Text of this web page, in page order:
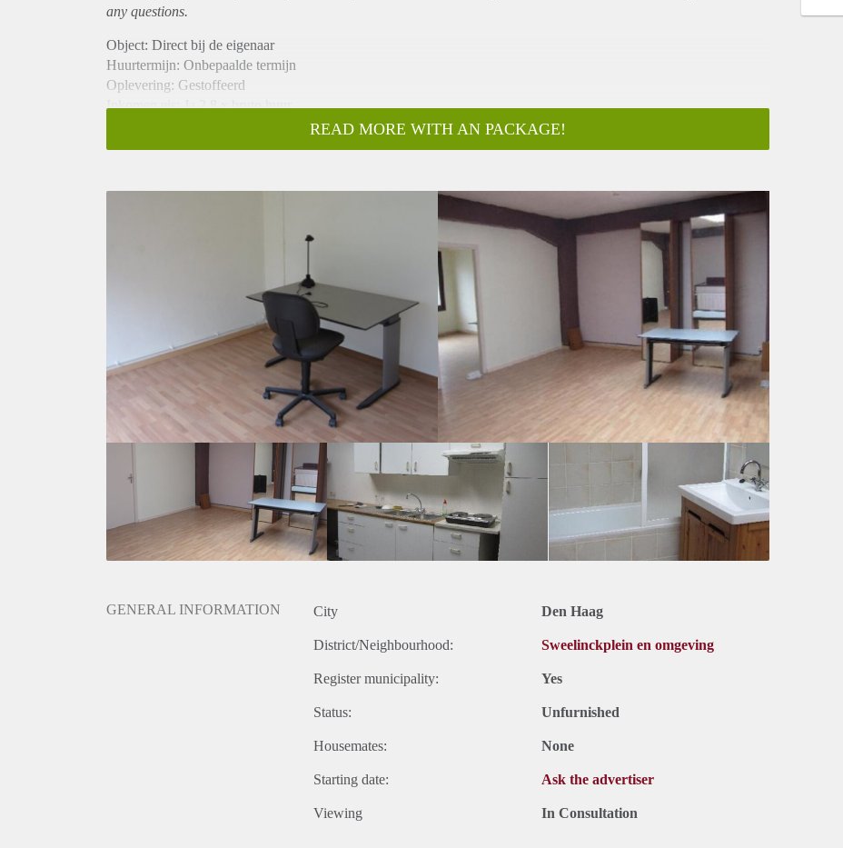
any questions.
Object: Direct bij de eigenaar
Huurtermijn: Onbepaalde termijn
Oplevering: Gestoffeerd
Inkomen eis: Ja 2,8 x bruto huur
Borg: 1 maand
READ MORE WITH AN PACKAGE!
GENERAL INFORMATION City Den Haag
District/Neighbourhood: Sweelinckplein en omgeving
Register municipality: Yes
Status: Unfurnished
Housemates: None
Starting date: Ask the advertiser
Viewing In Consultation